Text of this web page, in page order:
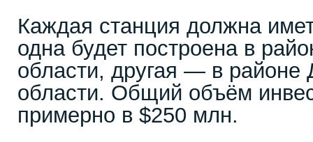
Каждая станция должна
одна будет построена в
области, другая — в районе
области. Общий объём
примерно в $250 млн.